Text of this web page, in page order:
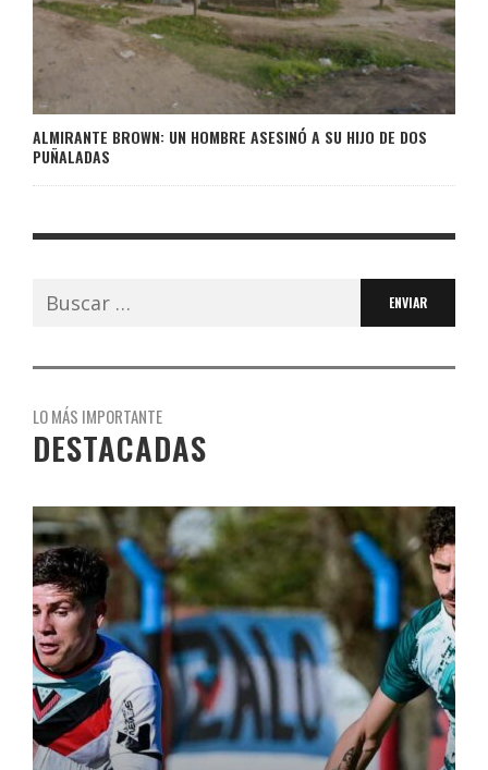
ALMIRANTE BROWN: UN HOMBRE ASESINÓ A SU HIJO DE DOS
PUÑALADAS
Buscar:
LO MÁS IMPORTANTE
DESTACADAS